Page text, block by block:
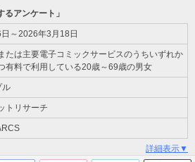
るアンケート」
～2026年3月18日
たは主要電子コミックサービスのうちいずれか
有料で利用している20歳～69歳の男女
ル
トリサーチ
詳細表示▼